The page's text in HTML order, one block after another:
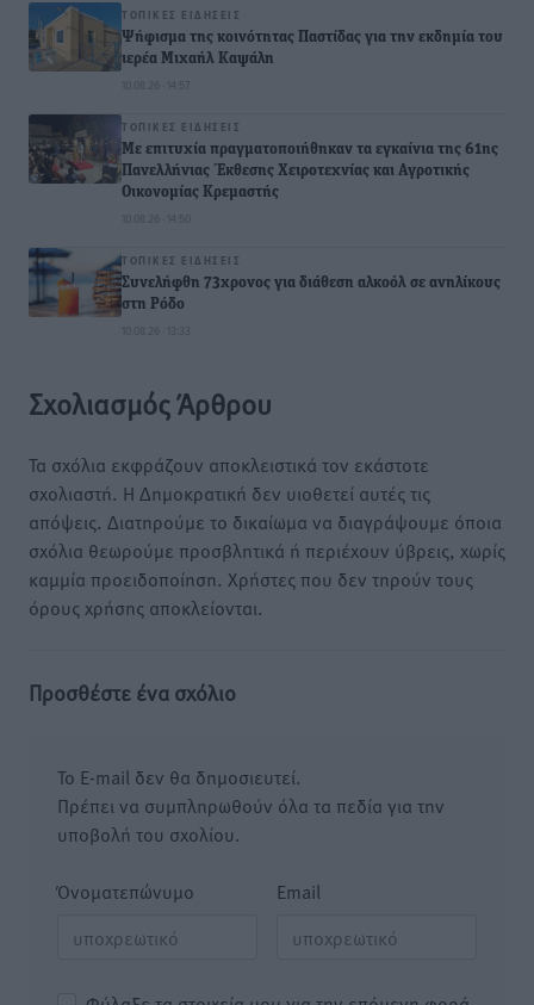
ΤΟΠΙΚΈΣ ΕΙΔΉΣΕΙΣ
Ψήφισμα της κοινότητας Παστίδας για την εκδημία του
ιερέα Μιχαήλ Καψάλη
10.08.26 · 14:57
ΤΟΠΙΚΈΣ ΕΙΔΉΣΕΙΣ
Με επιτυχία πραγματοποιήθηκαν τα εγκαίνια της 61ης
Πανελλήνιας Έκθεσης Χειροτεχνίας και Αγροτικής
Οικονομίας Κρεμαστής
10.08.26 · 14:50
ΤΟΠΙΚΈΣ ΕΙΔΉΣΕΙΣ
Συνελήφθη 73χρονος για διάθεση αλκοόλ σε ανηλίκους
στη Ρόδο
10.08.26 · 13:33
Σχολιασμός Άρθρου
Τα σχόλια εκφράζουν αποκλειστικά τον εκάστοτε
σχολιαστή. Η Δημοκρατική δεν υιοθετεί αυτές τις
απόψεις. Διατηρούμε το δικαίωμα να διαγράψουμε όποια
σχόλια θεωρούμε προσβλητικά ή περιέχουν ύβρεις, χωρίς
καμμία προειδοποίηση. Χρήστες που δεν τηρούν τους
όρους χρήσης αποκλείονται.
Προσθέστε ένα σχόλιο
Το E-mail δεν θα δημοσιευτεί.
Πρέπει να συμπληρωθούν όλα τα πεδία για την
υποβολή του σχολίου.
Όνοματεπώνυμο Email